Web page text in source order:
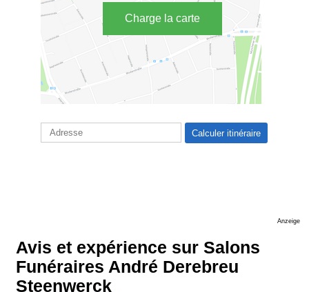
Charge la carte
Anzeige
Avis et expérience sur Salons
Funéraires André Derebreu
Steenwerck